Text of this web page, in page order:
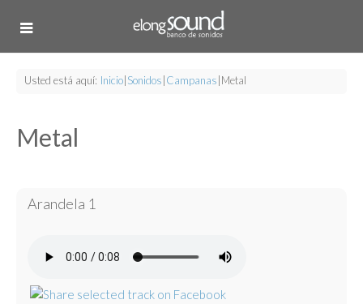
Usted está aquí: Inicio Sonidos Campanas Metal
Metal
Arandela 1